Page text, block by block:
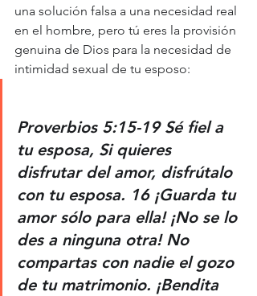
una solución falsa a una necesidad real
en el hombre, pero tú eres la provisión
genuina de Dios para la necesidad de
intimidad sexual de tu esposo:
Proverbios 5:15-19 Sé fiel a
tu esposa, Si quieres
disfrutar del amor, disfrútalo
con tu esposa. 16 ¡Guarda tu
amor sólo para ella! ¡No se lo
des a ninguna otra! No
compartas con nadie el gozo
de tu matrimonio. ¡Bendita